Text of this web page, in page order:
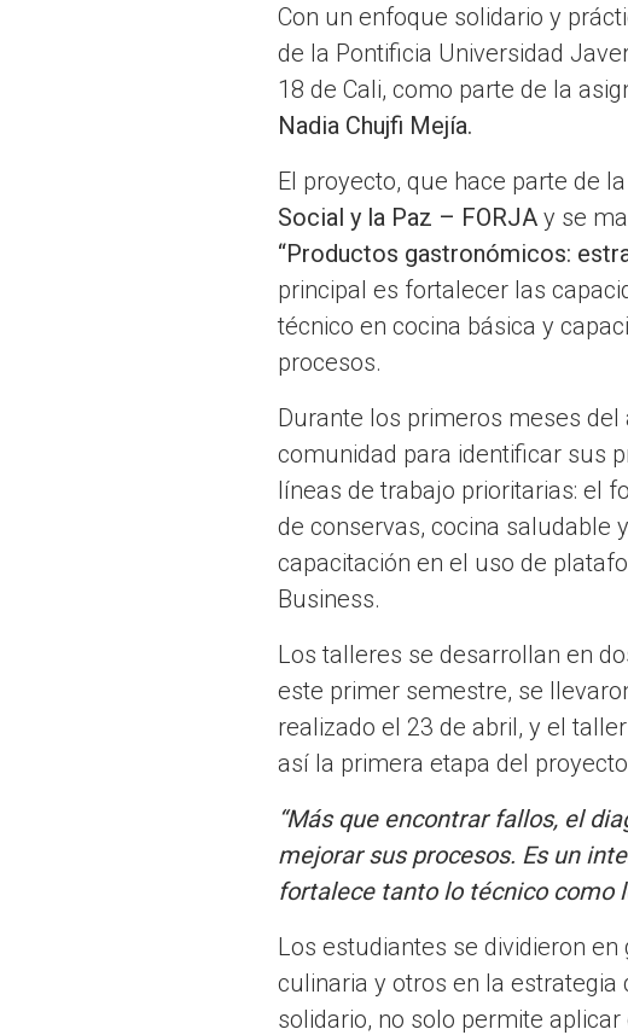
Con un enfoque solidario y
de la Pontificia Universidad
18 de Cali, como parte de la
Nadia Chujfi Mejía.
El proyecto, que hace parte de
Social y la Paz – FORJA y se
“Productos gastronómicos:
principal es fortalecer las
técnico en cocina básica y
procesos.
Durante los primeros meses
comunidad para identificar sus
líneas de trabajo prioritarias: el
de conservas, cocina saludable
capacitación en el uso de
Business.
Los talleres se desarrollan en
este primer semestre, se
realizado el 23 de abril, y el
así la primera etapa del
“Más que encontrar fallos, el
mejorar sus procesos. Es un
fortalece tanto lo técnico como
Los estudiantes se dividieron
culinaria y otros en la estrategia
solidario, no solo permite